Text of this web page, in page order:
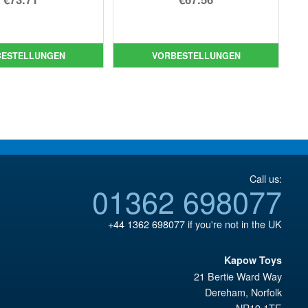
€79.90
ist:
€73.71.
€79.90
ist:
€67.56.
VORBESTELLUNGEN
Call us:
01362 698077
+44 1362 698077if you're not in the UK
Kapow Toys
21 Bertie Ward Way
Dereham, Norfolk